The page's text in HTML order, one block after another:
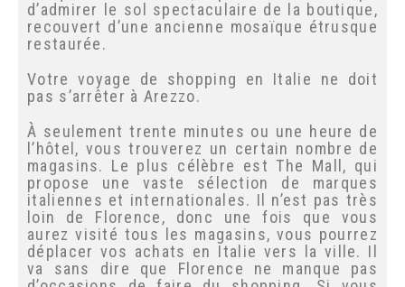
Après avoir parcouru les nombreuses
marques italiennes, prenez le temps
d’admirer le sol spectaculaire de la
mosaïque étrusque restaurée.
pas s’arrêter à Arezzo.
À seulement trente minutes ou une heure
de l’hôtel, vous trouverez un certain
nombre de magasins. Le plus célèbre est
The Mall, qui propose une vaste sélection
de marques italiennes et internationales. Il
n’est pas très loin de Florence, donc une
fois que vous aurez visité tous les